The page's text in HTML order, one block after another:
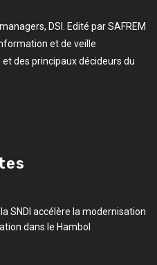
DSI. Edité par SAFREM
et de veille
des principaux décideurs du
la SNDI accélère la modernisation
dans le Hambol